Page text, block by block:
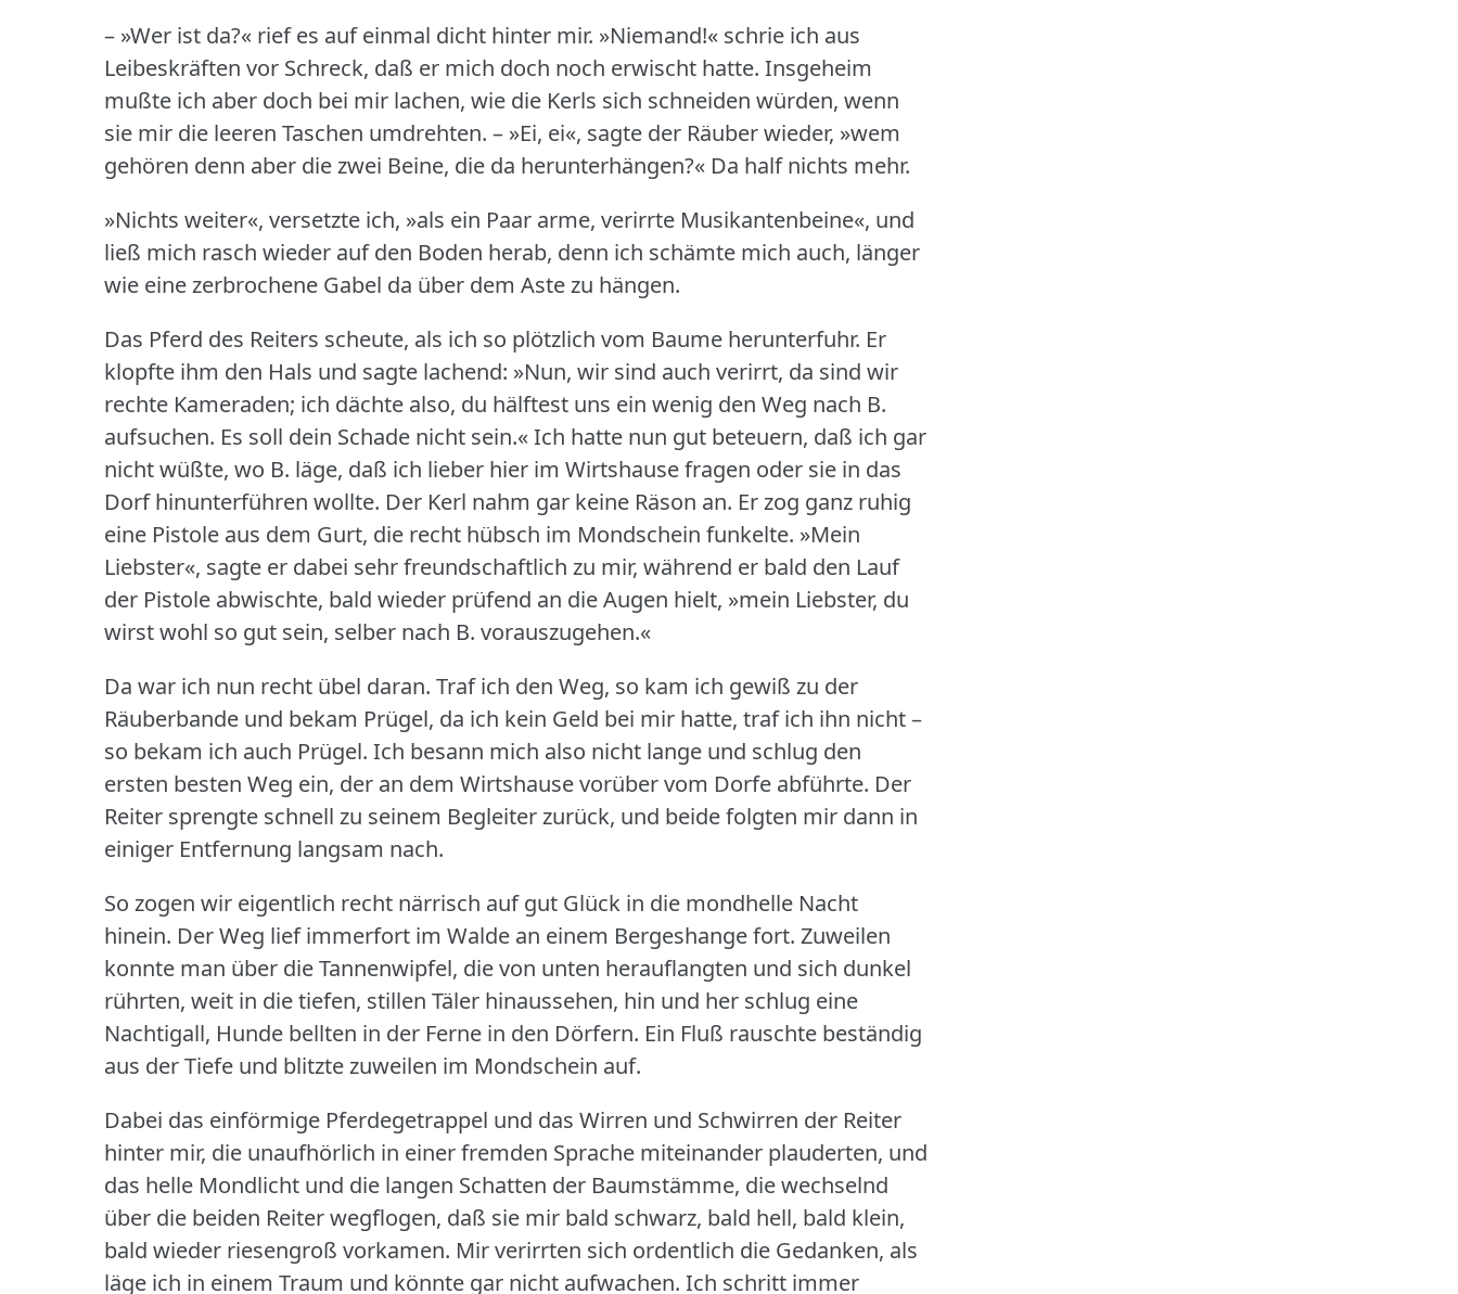
– »Wer ist da?« rief es auf einmal dicht hinter mir. »Niemand!« schrie ich aus
Leibeskräften vor Schreck, daß er mich doch noch erwischt hatte. Insgeheim
mußte ich aber doch bei mir lachen, wie die Kerls sich schneiden würden, wenn
sie mir die leeren Taschen umdrehten. – »Ei, ei«, sagte der Räuber wieder, »wem
gehören denn aber die zwei Beine, die da herunterhängen?« Da half nichts mehr.
»Nichts weiter«, versetzte ich, »als ein Paar arme, verirrte Musikantenbeine«, und
ließ mich rasch wieder auf den Boden herab, denn ich schämte mich auch, länger
wie eine zerbrochene Gabel da über dem Aste zu hängen.
Das Pferd des Reiters scheute, als ich so plötzlich vom Baume herunterfuhr. Er
klopfte ihm den Hals und sagte lachend: »Nun, wir sind auch verirrt, da sind wir
rechte Kameraden; ich dächte also, du hälftest uns ein wenig den Weg nach B.
aufsuchen. Es soll dein Schade nicht sein.« Ich hatte nun gut beteuern, daß ich gar
nicht wüßte, wo B. läge, daß ich lieber hier im Wirtshause fragen oder sie in das
Dorf hinunterführen wollte. Der Kerl nahm gar keine Räson an. Er zog ganz ruhig
eine Pistole aus dem Gurt, die recht hübsch im Mondschein funkelte. »Mein
Liebster«, sagte er dabei sehr freundschaftlich zu mir, während er bald den Lauf
der Pistole abwischte, bald wieder prüfend an die Augen hielt, »mein Liebster, du
wirst wohl so gut sein, selber nach B. vorauszugehen.«
Da war ich nun recht übel daran. Traf ich den Weg, so kam ich gewiß zu der
Räuberbande und bekam Prügel, da ich kein Geld bei mir hatte, traf ich ihn nicht –
so bekam ich auch Prügel. Ich besann mich also nicht lange und schlug den
ersten besten Weg ein, der an dem Wirtshause vorüber vom Dorfe abführte. Der
Reiter sprengte schnell zu seinem Begleiter zurück, und beide folgten mir dann in
einiger Entfernung langsam nach.
So zogen wir eigentlich recht närrisch auf gut Glück in die mondhelle Nacht
hinein. Der Weg lief immerfort im Walde an einem Bergeshange fort. Zuweilen
konnte man über die Tannenwipfel, die von unten herauflangten und sich dunkel
rührten, weit in die tiefen, stillen Täler hinaussehen, hin und her schlug eine
Nachtigall, Hunde bellten in der Ferne in den Dörfern. Ein Fluß rauschte beständig
aus der Tiefe und blitzte zuweilen im Mondschein auf.
Dabei das einförmige Pferdegetrappel und das Wirren und Schwirren der Reiter
hinter mir, die unaufhörlich in einer fremden Sprache miteinander plauderten, und
das helle Mondlicht und die langen Schatten der Baumstämme, die wechselnd
über die beiden Reiter wegflogen, daß sie mir bald schwarz, bald hell, bald klein,
bald wieder riesengroß vorkamen. Mir verirrten sich ordentlich die Gedanken, als
läge ich in einem Traum und könnte gar nicht aufwachen. Ich schritt immer